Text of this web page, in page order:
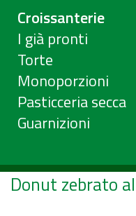
Croissanterie
I già pronti
Torte
Monoporzioni
Pasticceria secca
Guarnizioni
Donut zebrato